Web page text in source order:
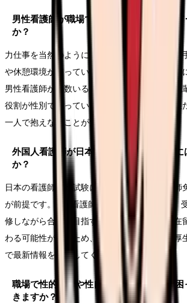
男性看護師が職場で少数派でつらい時、
か？
力仕事を当然のように頼まれる、同性の相談相
や休憩環境が整っていないなど、悩みを具体的
男性看護師が複数いるか、相談できる上司・先
役割が性別で偏っていないかを確認し、「男性
一人で抱えないことが大切です。
外国人看護師が日本で看護師として働く
か？
日本の看護師国家試験に合格し、日本の看護師
が前提です。EPA看護師候補者として来日し、
修しながら合格を目指すルートもあります。在
わる可能性があるため、出入国在留管理庁、厚
で最新情報を確認してください。
職場で性的指向や性自認に関する言動に
きますか？